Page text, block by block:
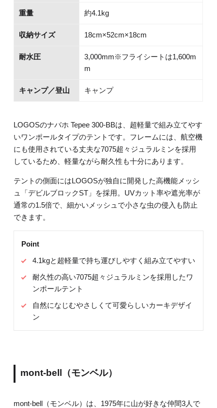
重量 約4.1kg
収納サイズ 18cm×52cm×18cm
耐水圧
3,000mm※フライシートは1,600m
m
キャンプ／登山 キャンプ
LOGOSのナバホ Tepee 300-BBは、超軽量で組み立てやす
いワンポールタイプのテントです。フレームには、航空機
にも使用されている丈夫な7075超々ジュラルミンを採用
しているため、軽量ながら耐久性も十分にあります。
テントの側面にはLOGOSが独自に開発した高機能メッシ
ュ「デビルブロックST」を採用。UVカット率や遮光率が
通常の1.5倍で、細かいメッシュで小さな虫の侵入も防止
できます。
Point
4.1kgと超軽量で持ち運びしやすく組み立てやすい
耐久性の高い7075超々ジュラルミンを採用したワ
ンポールテント
自然になじむやさしくて可愛らしいカーキデザイ
ン
mont-bell（モンベル）
mont-bell（モンベル）は、1975年に山が好きな仲間3人で